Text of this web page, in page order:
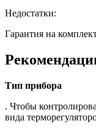
Недостатки:
Гарантия на
Тип прибора
. Чтобы
вида